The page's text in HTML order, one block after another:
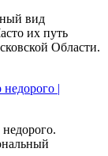
вид
их путь
Области.
недорого |
недорого.